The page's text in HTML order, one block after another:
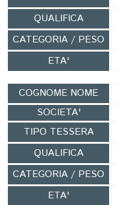
QUALIFICA
CATEGORIA / PESO
ETA'
COGNOME NOME
SOCIETA'
TIPO TESSERA
QUALIFICA
CATEGORIA / PESO
ETA'